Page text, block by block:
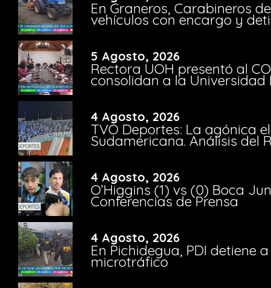
En Graneros, Carabineros
vehículos con encargo y
5 Agosto, 2026
Rectora UOH presentó al
consolidan a la Universidad
4 Agosto, 2026
TVO Deportes: La agónica
Sudamericana. Análisis del
4 Agosto, 2026
O’Higgins (1) vs (0) Boca
Conferencias de Prensa
4 Agosto, 2026
En Pichidegua, PDI detiene
microtráfico